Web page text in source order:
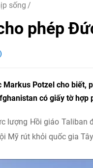
sống
phép
Potzel cho biết,
có giấy tờ
lượng Hồi giáo Taliban
Mỹ rút khỏi quốc gia